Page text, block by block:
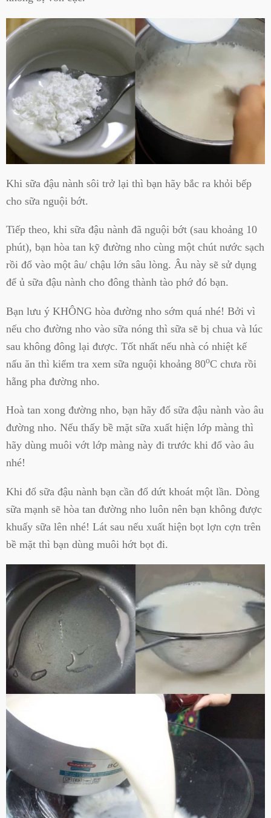
Khi sữa đậu nành sôi trở lại thì bạn hãy bắc ra khỏi bếp
cho sữa nguội bớt.
Tiếp theo, khi sữa đậu nành đã nguội bớt (sau khoảng 10
phút), bạn hòa tan kỹ đường nho cùng một chút nước sạch
rồi đổ vào một âu/ chậu lớn sâu lòng. Âu này sẽ sử dụng
để ủ sữa đậu nành cho đông thành tào phớ đó bạn.
Bạn lưu ý KHÔNG hòa đường nho sớm quá nhé! Bởi vì
nếu cho đường nho vào sữa nóng thì sữa sẽ bị chua và lúc
sau không đông lại được. Tốt nhất nếu nhà có nhiệt kế
nấu ăn thì kiểm tra xem sữa nguội khoảng 80oC chưa rồi
hẵng pha đường nho.
Hoà tan xong đường nho, bạn hãy đổ sữa đậu nành vào âu
đường nho. Nếu thấy bề mặt sữa xuất hiện lớp màng thì
hãy dùng muôi vớt lớp màng này đi trước khi đổ vào âu
nhé!
Khi đổ sữa đậu nành bạn cần đổ dứt khoát một lần. Dòng
sữa mạnh sẽ hòa tan đường nho luôn nên bạn không được
khuấy sữa lên nhé! Lát sau nếu xuất hiện bọt lợn cợn trên
bề mặt thì bạn dùng muôi hớt bọt đi.